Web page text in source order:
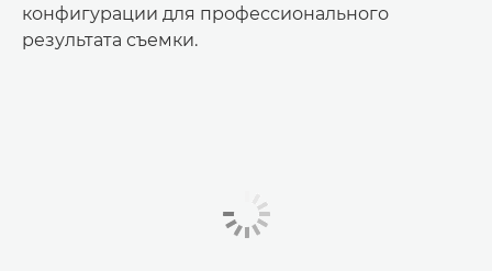
конфигурации для профессионального
результата съемки.